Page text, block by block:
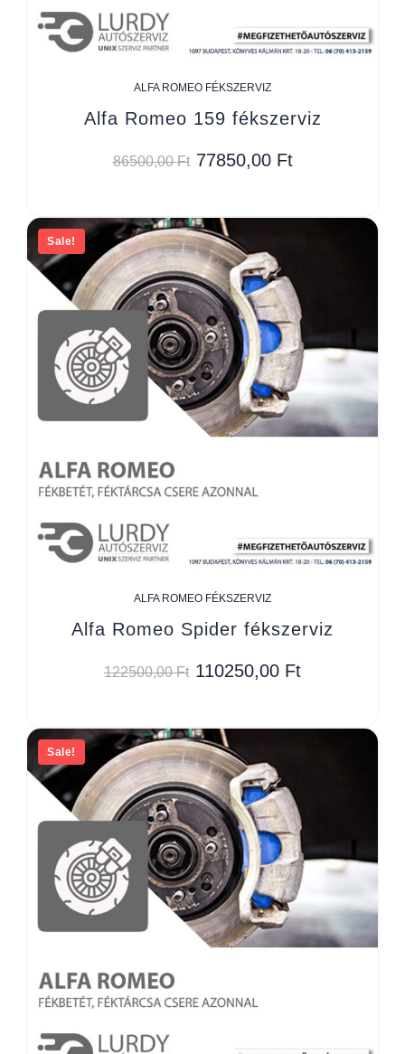
ALFA ROMEO FÉKSZERVIZ
Alfa Romeo 159 fékszerviz
86500,00Ft 77850,00 Ft
Sale!
ALFA ROMEO FÉKSZERVIZ
Alfa Romeo Spider fékszerviz
122500,00Ft 110250,00 Ft
Sale!